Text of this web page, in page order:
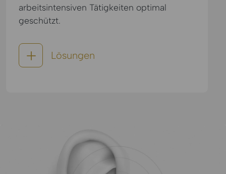
arbeitsintensiven Tätigkeiten optimal
geschützt.
Lösungen